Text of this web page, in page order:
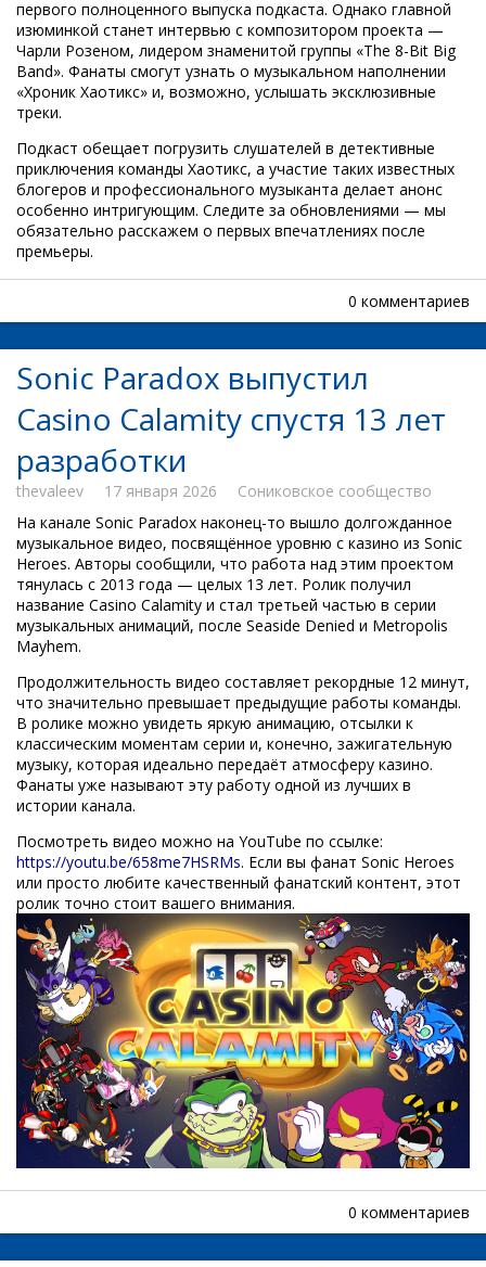
первого полноценного выпуска подкаста. Однако главной
изюминкой станет интервью с композитором проекта —
Чарли Розеном, лидером знаменитой группы «The 8-Bit Big
Band». Фанаты смогут узнать о музыкальном наполнении
«Хроник Хаотикс» и, возможно, услышать эксклюзивные
треки.
Подкаст обещает погрузить слушателей в детективные
приключения команды Хаотикс, а участие таких известных
блогеров и профессионального музыканта делает анонс
особенно интригующим. Следите за обновлениями — мы
обязательно расскажем о первых впечатлениях после
премьеры.
0 комментариев
Sonic Paradox выпустил
Casino Calamity спустя 13 лет
разработки
thevaleev 17 января 2026
Сониковское сообщество
На канале Sonic Paradox наконец-то вышло долгожданное
музыкальное видео, посвящённое уровню с казино из Sonic
Heroes. Авторы сообщили, что работа над этим проектом
тянулась с 2013 года — целых 13 лет. Ролик получил
название Casino Calamity и стал третьей частью в серии
музыкальных анимаций, после Seaside Denied и Metropolis
Mayhem.
Продолжительность видео составляет рекордные 12 минут,
что значительно превышает предыдущие работы команды.
В ролике можно увидеть яркую анимацию, отсылки к
классическим моментам серии и, конечно, зажигательную
музыку, которая идеально передаёт атмосферу казино.
Фанаты уже называют эту работу одной из лучших в
истории канала.
Посмотреть видео можно на YouTube по ссылке:
https://youtu.be/658me7HSRMs. Если вы фанат Sonic Heroes
или просто любите качественный фанатский контент, этот
ролик точно стоит вашего внимания.
0 комментариев